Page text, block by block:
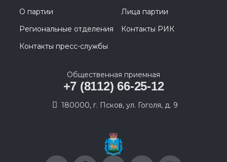
О партии
Лица партии
Региональные отделения
Контакты РИК
Контакты пресс-службы
Общественная приемная
+7 (8112) 66-25-12
180000, г. Псков, ул. Гоголя, д. 9